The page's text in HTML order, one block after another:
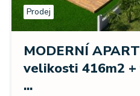
Prodej
MODERNÍ
velikosti 416m2
...